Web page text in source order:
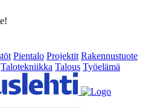
Pientalo Projektit Rakennustuote
Talotekniikka Talous Työelämä